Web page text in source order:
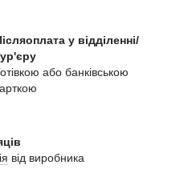
у відділенні/
або банківською
від виробника